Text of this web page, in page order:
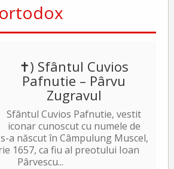
✝) Sfântul Cuvios
Pafnutie – Pârvu
Zugravul
Sfântul Cuvios Pafnutie, vestit
iconar cunoscut cu numele de
a născut în Câmpulung Muscel,
1657, ca fiu al preotului Ioan
Pârvescu...